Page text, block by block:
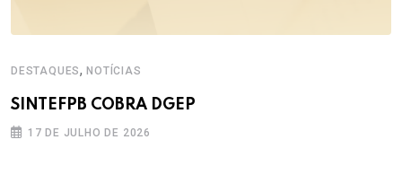
DESTAQUES,NOTÍCIAS
SINTEFPB COBRA DGEP
17 DE JULHO DE 2026